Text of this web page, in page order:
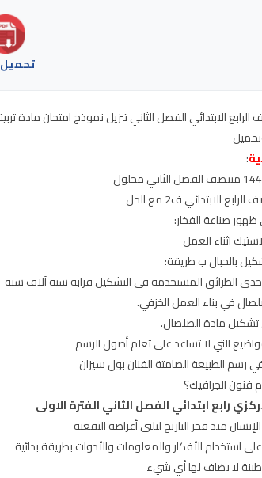
تحميل PDF
:
الابتدائي ف2 مع الحل
صناعة الفخار:
اثناء العمل
بالحبال ب طريقة:
الطرائق المستخدمة في التشكيل قرابة ستة آلاف سنة
في بناء العمل الخزفي.
مادة الصلصال.
التي لا تساعد على تعلم أصول الرسم
رسم الطبيعة الصامتة الفنان بول سيزان
فنون الجرافيك؟
رابع ابتدائي الفصل الثاني الفترة الاولى
منذ فجر التاريخ لتلبي أغراضه النفعية
استخدام الأفكار والمعلومات والأدوات بطريقة بدائية
طينة لا يضاف لها أي شيء